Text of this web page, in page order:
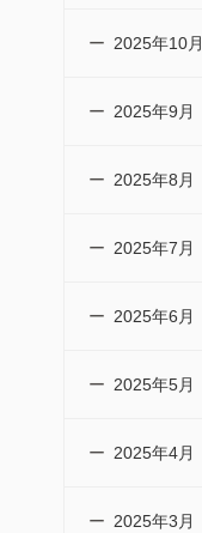
2025年10月
2025年9月
2025年8月
2025年7月
2025年6月
2025年5月
2025年4月
2025年3月